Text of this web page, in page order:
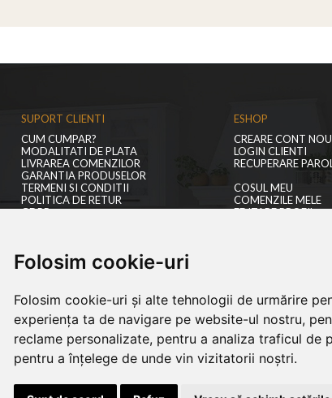
Folosim cookie-uri
Folosim cookie-uri și alte tehnologii de urmărire
experiența ta de navigare pe website-ul nostru,
reclame personalizate, pentru a analiza traficul de
pentru a înțelege de unde vin vizitatorii noștri.
SUPORT CLIENTI
CUM CUMPAR?
MODALITATI DE PLATA
LIVRAREA COMENZILOR
GARANTIA PRODUSELOR
TERMENI SI CONDITII
POLITICA DE RETUR
GDPR
ESHOP
CREARE CONT NOU
LOGIN CLIENTI
RECUPERARE
COSUL MEU
COMENZILE MELE
EDITARE PROFIL